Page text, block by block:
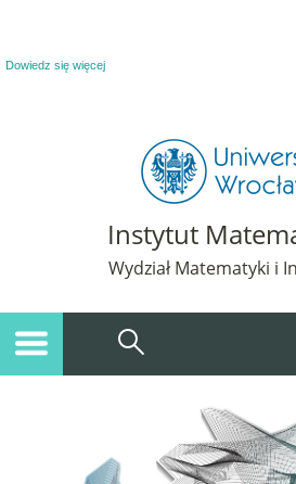
Dowiedz się więcej
Instytut
Wydział Matematyki i